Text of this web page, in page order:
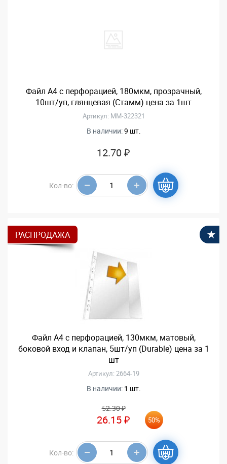
Файл А4 с перфорацией, 180мкм, прозрачный,
10шт/уп, глянцевая (Стамм) цена за 1шт
Артикул: ММ-322321
В наличии:9 шт.
12.70 ₽
Кол-во:
РАСПРОДАЖА
Файл А4 с перфорацией, 130мкм, матовый,
боковой вход и клапан, 5шт/уп (Durable) цена за 1
шт
Артикул: 2664-19
В наличии: 1 шт.
52.30 ₽
26.15 ₽ 50%
Кол-во: